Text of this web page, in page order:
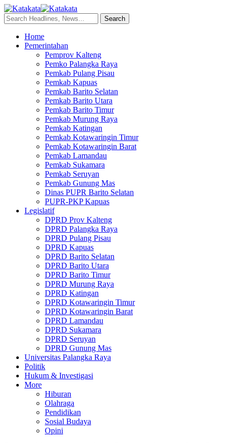
Home
Pemerintahan
Pemprov Kalteng
Pemko Palangka Raya
Pemkab Pulang Pisau
Pemkab Kapuas
Pemkab Barito Selatan
Pemkab Barito Utara
Pemkab Barito Timur
Pemkab Murung Raya
Pemkab Katingan
Pemkab Kotawaringin Timur
Pemkab Kotawaringin Barat
Pemkab Lamandau
Pemkab Sukamara
Pemkab Seruyan
Pemkab Gunung Mas
Dinas PUPR Barito Selatan
PUPR-PKP Kapuas
Legislatif
DPRD Prov Kalteng
DPRD Palangka Raya
DPRD Pulang Pisau
DPRD Kapuas
DPRD Barito Selatan
DPRD Barito Utara
DPRD Barito Timur
DPRD Murung Raya
DPRD Katingan
DPRD Kotawaringin Timur
DPRD Kotawaringin Barat
DPRD Lamandau
DPRD Sukamara
DPRD Seruyan
DPRD Gunung Mas
Universitas Palangka Raya
Politik
Hukum & Investigasi
More
Hiburan
Olahraga
Pendidikan
Sosial Budaya
Opini